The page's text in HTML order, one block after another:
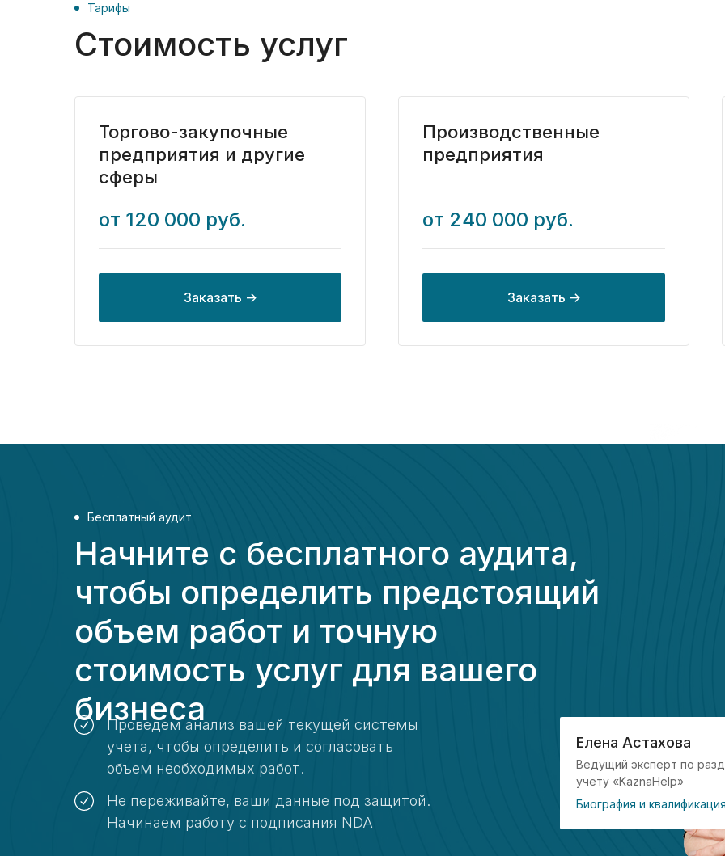
Стоимость услуг
Тарифы
Торгово-закупочные
предприятия и другие
сферы
от 120 000 руб.
Заказать ->
Производственные
предприятия
от 240 000 руб.
Заказать ->
Бесплатный аудит
Начните с бесплатного аудита,
чтобы определить предстоящий
объем работ и точную
стоимость услуг для вашего
бизнеса
Проведем анализ вашей текущей системы
учета, чтобы определить и согласовать
объем необходимых работ.
Не переживайте, ваши данные под защитой.
Начинаем работу с подписания NDA
Елена Астахова
Ведущий эксперт по
учету «KaznaHelp»
Биография и